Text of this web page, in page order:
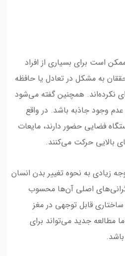
است برای بسیاری از افراد
به مشکل در تعادل یا حافظه
نکرده‌اند. همچنین گفته می‌شود
عدم وجود جاذبه باشد. در واقع
فضایی حضور دارند، مایعات
حرکت می‌کنند.
زیادی به نحوه تغییر بدن انسان
اصلی آن‌ها محسوب
قابل توجهی در مغز
مطالعه جدید می‌تواند برای